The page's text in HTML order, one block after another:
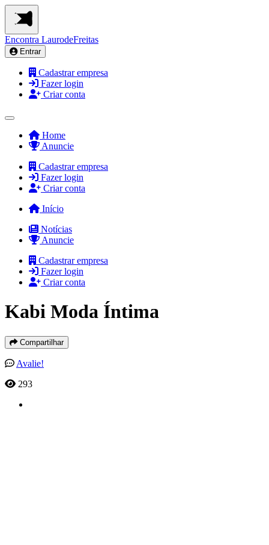
Encontra LaurodeFreitas
Entrar
Cadastrar empresa
Fazer login
Criar conta
Home
Anuncie
Cadastrar empresa
Fazer login
Criar conta
Início
Notícias
Anuncie
Cadastrar empresa
Fazer login
Criar conta
Kabi Moda Íntima
Compartilhar
Avalie!
293